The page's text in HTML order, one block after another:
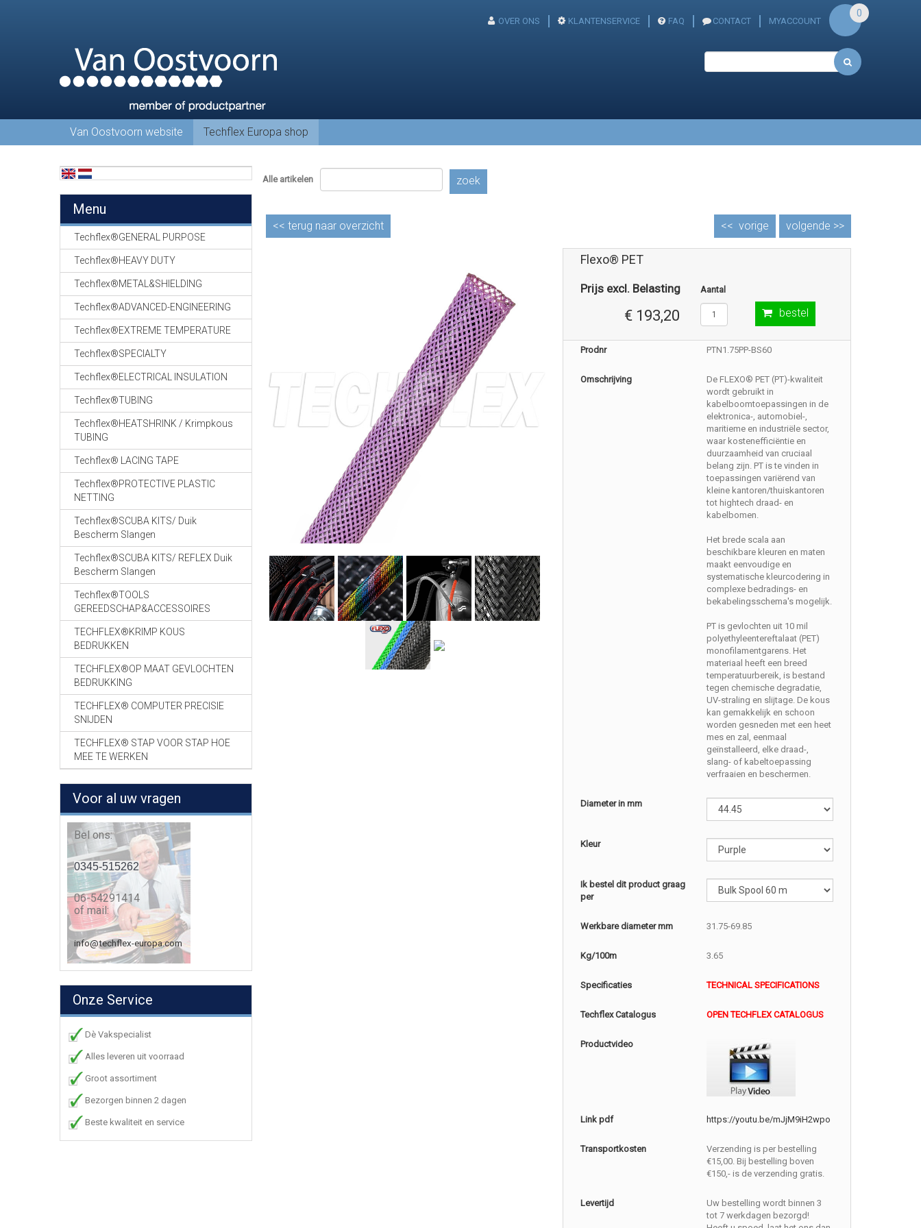
OVER ONS KLANTENSERVICE FAQ CONTACT MYACCOUNT
0
Van Oostvoorn website Techflex Europa shop
Menu
Techflex®GENERAL PURPOSE
Techflex®HEAVY DUTY
Techflex®METAL&SHIELDING
Techflex®ADVANCED-ENGINEERING
Techflex®EXTREME TEMPERATURE
Techflex®SPECIALTY
Techflex®ELECTRICAL INSULATION
Techflex®TUBING
Techflex®HEATSHRINK / Krimpkous
TUBING
Techflex® LACING TAPE
Techflex®PROTECTIVE PLASTIC
NETTING
Techflex®SCUBA KITS/ Duik
Bescherm Slangen
Techflex®SCUBA KITS/ REFLEX Duik
Bescherm Slangen
Techflex®TOOLS
GEREEDSCHAP&ACCESSOIRES
TECHFLEX®KRIMP KOUS
BEDRUKKEN
TECHFLEX®OP MAAT GEVLOCHTEN
BEDRUKKING
TECHFLEX® COMPUTER PRECISIE
SNIJDEN
TECHFLEX® STAP VOOR STAP HOE
MEE TE WERKEN
Voor al uw vragen
Bel ons:
0345-515262
06-54291414
of mail:
info@techflex-europa.com
Onze Service
Dè Vakspecialist
Alles leveren uit voorraad
Groot assortiment
Bezorgen binnen 2 dagen
Beste kwaliteit en service
Alle artikelen zoek
<< terug naar overzicht volgende >>
<< vorige
Flexo® PET
Prijs excl. Belasting
€ 193,20
Aantal
bestel
Prodnr PTN1.75PP-BS60
Omschrijving
De FLEXO® PET (PT)-kwaliteit
wordt gebruikt in
kabelboomtoepassingen in de
elektronica-, automobiel-,
maritieme en industriële sector,
waar kostenefficiëntie en
duurzaamheid van cruciaal
belang zijn. PT is te vinden in
toepassingen variërend van
kleine kantoren/thuiskantoren
tot hightech draad- en
kabelbomen.
Het brede scala aan
beschikbare kleuren en maten
maakt eenvoudige en
systematische kleurcodering in
complexe bedradings- en
bekabelingsschema's mogelijk.
PT is gevlochten uit 10 mil
polyethyleentereftalaat (PET)
monofilamentgarens. Het
materiaal heeft een breed
temperatuurbereik, is bestand
tegen chemische degradatie,
UV-straling en slijtage. De kous
kan gemakkelijk en schoon
worden gesneden met een heet
mes en zal, eenmaal
geïnstalleerd, elke draad-,
slang- of kabeltoepassing
verfraaien en beschermen.
Diameter in mm
Kleur
Ik bestel dit product graag
per
Werkbare diameter mm 31.75-69.85
Kg/100m 3.65
Specificaties TECHNICAL SPECIFICATIONS
Techflex Catalogus OPEN TECHFLEX CATALOGUS
Productvideo
Link pdf https://youtu.be/mJjM9iH2wpo
Transportkosten
Verzending is per bestelling
€15,00. Bij bestelling boven
€150,- is de verzending gratis.
Levertijd
Uw bestelling wordt binnen 3
tot 7 werkdagen bezorgd!